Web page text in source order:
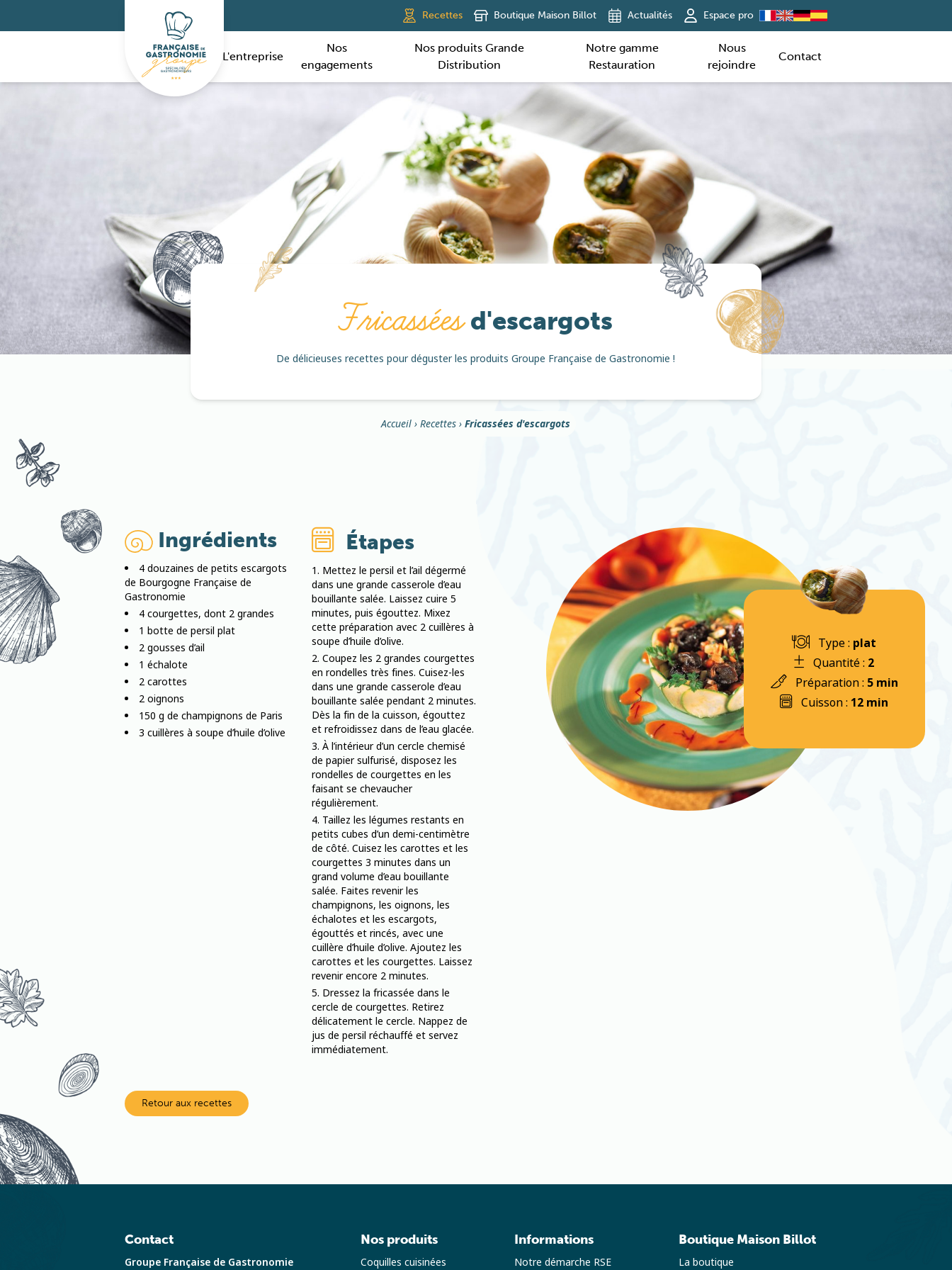
Recettes Boutique Maison Billot Actualités Espace pro
L'entreprise
Nos
engagements
Nos produits Grande
Distribution
Notre gamme
Restauration
Nous
rejoindre
Contact
Fricasséesd'escargots
De délicieuses recettes pour déguster les produits Groupe Française de Gastronomie !
Accueil ›Recettes ›Fricassées d'escargots
Ingrédients
4 douzaines de petits escargots
de Bourgogne Française de
Gastronomie
4 courgettes, dont 2 grandes
1 botte de persil plat
2 gousses d’ail
1 échalote
2 carottes
2 oignons
150 g de champignons de Paris
3 cuillères à soupe d’huile d’olive
Étapes
Mettez le persil et l’ail dégermé
dans une grande casserole d’eau
bouillante salée. Laissez cuire 5
minutes, puis égouttez. Mixez
cette préparation avec 2 cuillères à
soupe d’huile d’olive.
Coupez les 2 grandes courgettes
en rondelles très fines. Cuisez-les
dans une grande casserole d’eau
bouillante salée pendant 2 minutes.
Dès la fin de la cuisson, égouttez
et refroidissez dans de l’eau glacée.
À l’intérieur d’un cercle chemisé
de papier sulfurisé, disposez les
rondelles de courgettes en les
faisant se chevaucher
régulièrement.
Taillez les légumes restants en
petits cubes d’un demi-centimètre
de côté. Cuisez les carottes et les
courgettes 3 minutes dans un
grand volume d’eau bouillante
salée. Faites revenir les
champignons, les oignons, les
échalotes et les escargots,
égouttés et rincés, avec une
cuillère d’huile d’olive. Ajoutez les
carottes et les courgettes. Laissez
revenir encore 2 minutes.
Dressez la fricassée dans le
cercle de courgettes. Retirez
délicatement le cercle. Nappez de
jus de persil réchauffé et servez
immédiatement.
Type : plat
Quantité : 2
Préparation : 5 min
Cuisson : 12 min
Retour aux recettes
Contact
Groupe Française de Gastronomie
Nos produits
Coquilles cuisinées
Informations
Notre démarche RSE
Boutique Maison Billot
La boutique